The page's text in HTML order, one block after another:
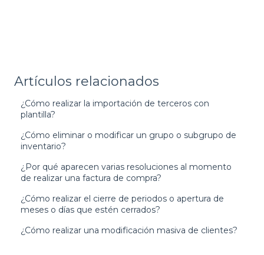
Artículos relacionados
¿Cómo realizar la importación de terceros con
plantilla?
¿Cómo eliminar o modificar un grupo o subgrupo de
inventario?
¿Por qué aparecen varias resoluciones al momento
de realizar una factura de compra?
¿Cómo realizar el cierre de periodos o apertura de
meses o días que estén cerrados?
¿Cómo realizar una modificación masiva de clientes?